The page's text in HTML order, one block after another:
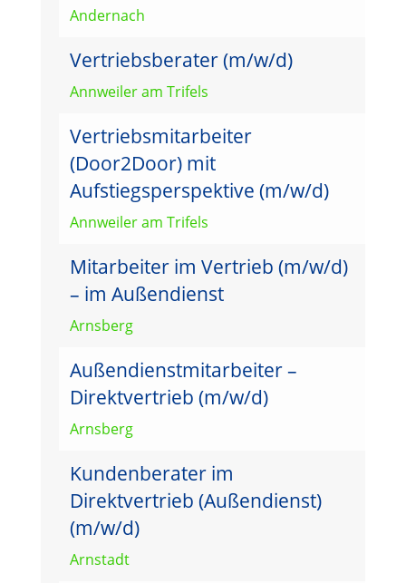
Andernach
Vertriebsberater (m/w/d)
Annweiler am Trifels
Vertriebsmitarbeiter
(Door2Door) mit
Aufstiegsperspektive (m/w/d)
Annweiler am Trifels
Mitarbeiter im Vertrieb (m/w/d)
– im Außendienst
Arnsberg
Außendienstmitarbeiter –
Direktvertrieb (m/w/d)
Arnsberg
Kundenberater im
Direktvertrieb (Außendienst)
(m/w/d)
Arnstadt